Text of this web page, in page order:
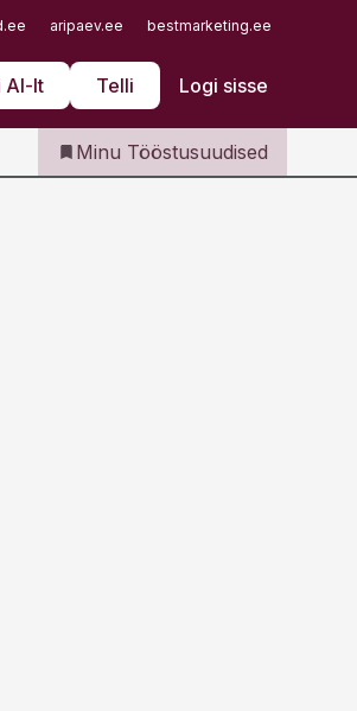
aripaev.ee bestmarketing.ee
AI-lt Telli Logi sisse
Iseteenindus
Telli Tööstusuudised
Minu Tööstusuudised